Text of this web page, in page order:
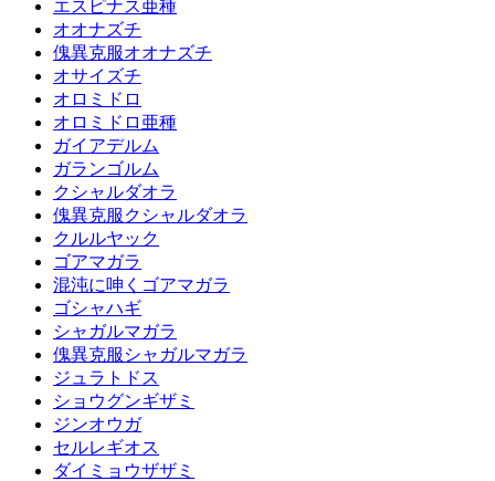
エスピナス亜種
オオナズチ
傀異克服オオナズチ
オサイズチ
オロミドロ
オロミドロ亜種
ガイアデルム
ガランゴルム
クシャルダオラ
傀異克服クシャルダオラ
クルルヤック
ゴアマガラ
混沌に呻くゴアマガラ
ゴシャハギ
シャガルマガラ
傀異克服シャガルマガラ
ジュラトドス
ショウグンギザミ
ジンオウガ
セルレギオス
ダイミョウザザミ